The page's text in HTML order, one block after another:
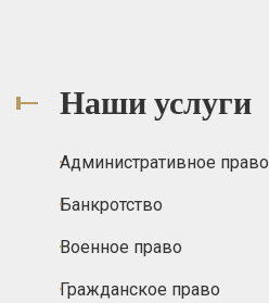
Наши услуги
Административное право
Банкротство
Военное право
Гражданское право